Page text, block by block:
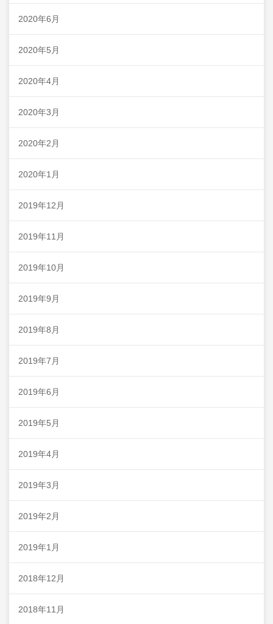
2020年6月
2020年5月
2020年4月
2020年3月
2020年2月
2020年1月
2019年12月
2019年11月
2019年10月
2019年9月
2019年8月
2019年7月
2019年6月
2019年5月
2019年4月
2019年3月
2019年2月
2019年1月
2018年12月
2018年11月